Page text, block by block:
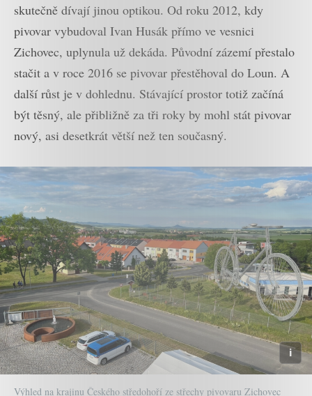
skutečně dívají jinou optikou. Od roku 2012, kdy
pivovar vybudoval Ivan Husák přímo ve vesnici
Zichovec, uplynula už dekáda. Původní zázemí přestalo
stačit a v roce 2016 se pivovar přestěhoval do Loun. A
další růst je v dohlednu. Stávající prostor totiž začíná
být těsný, ale přibližně za tři roky by mohl stát pivovar
nový, asi desetkrát větší než ten současný.
Výhled na krajinu Českého středohoří ze střechy pivovaru Zichovec